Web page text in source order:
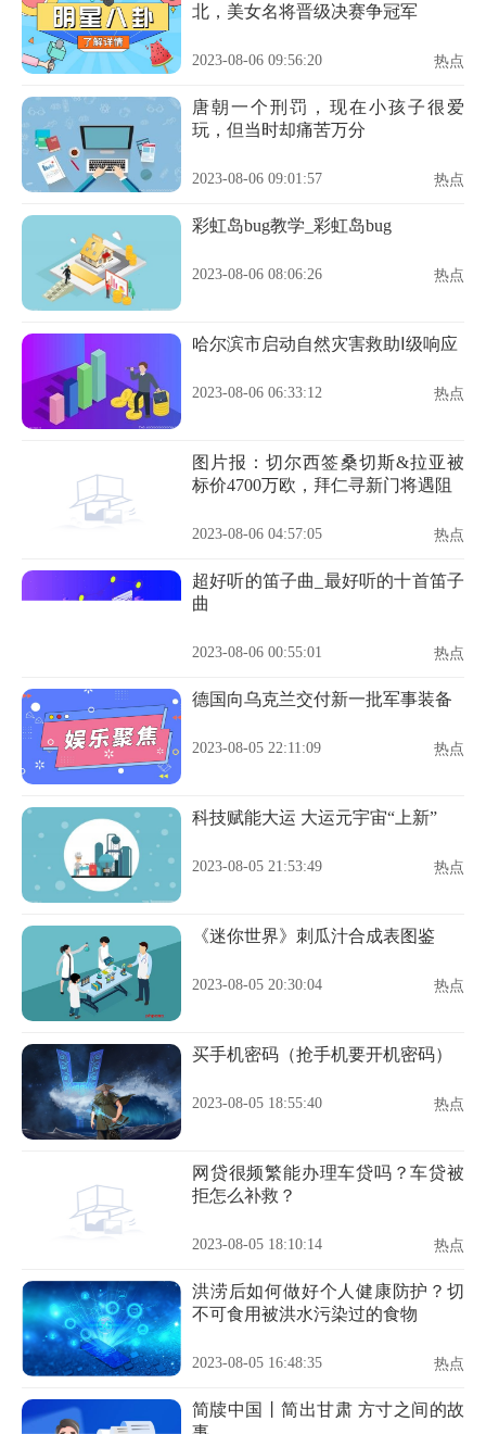
北，美女名将晋级决赛争冠军
2023-08-06 09:56:20 热点
唐朝一个刑罚，现在小孩子很爱
玩，但当时却痛苦万分
2023-08-06 09:01:57 热点
彩虹岛bug教学_彩虹岛bug
2023-08-06 08:06:26 热点
哈尔滨市启动自然灾害救助Ⅰ级响应
2023-08-06 06:33:12 热点
图片报：切尔西签桑切斯&拉亚被
标价4700万欧，拜仁寻新门将遇阻
2023-08-06 04:57:05 热点
超好听的笛子曲_最好听的十首笛子
曲
2023-08-06 00:55:01 热点
德国向乌克兰交付新一批军事装备
2023-08-05 22:11:09 热点
科技赋能大运 大运元宇宙“上新”
2023-08-05 21:53:49 热点
《迷你世界》刺瓜汁合成表图鉴
2023-08-05 20:30:04 热点
买手机密码（抢手机要开机密码）
2023-08-05 18:55:40 热点
网贷很频繁能办理车贷吗？车贷被
拒怎么补救？
2023-08-05 18:10:14 热点
洪涝后如何做好个人健康防护？切
不可食用被洪水污染过的食物
2023-08-05 16:48:35 热点
简牍中国丨简出甘肃 方寸之间的故